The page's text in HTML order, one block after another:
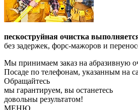
пескоструйная очистка
без задержек, форс-мажоров и
Мы принимаем заказ на абразивную
Посаде по телефонам, указанным на
Обращайтесь
мы гарантируем, вы останетесь
довольны результатом!